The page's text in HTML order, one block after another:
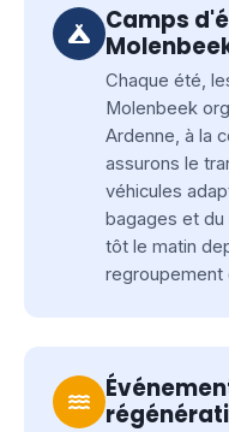
Camps
Chaque été,
Molenbeek
Ardenne, à la
assurons le
véhicules
bagages et
tôt le matin
regroupement